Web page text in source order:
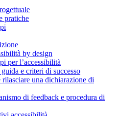
pratiche
by design
per l’accessibilità
e criteri di successo
rilasciare una dichiarazione di
di feedback e procedura di